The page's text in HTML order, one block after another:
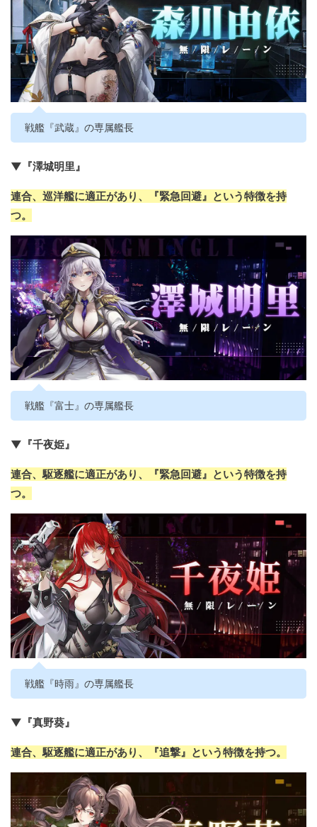
戦艦『武蔵』の専属艦長
▼『澤城明里』
連合、巡洋艦に適正があり、『緊急回避』という特徴を持
つ。
戦艦『富士』の専属艦長
▼『千夜姫』
連合、駆逐艦に適正があり、『緊急回避』という特徴を持
つ。
戦艦『時雨』の専属艦長
▼『真野葵』
連合、駆逐艦に適正があり、『追撃』という特徴を持つ。